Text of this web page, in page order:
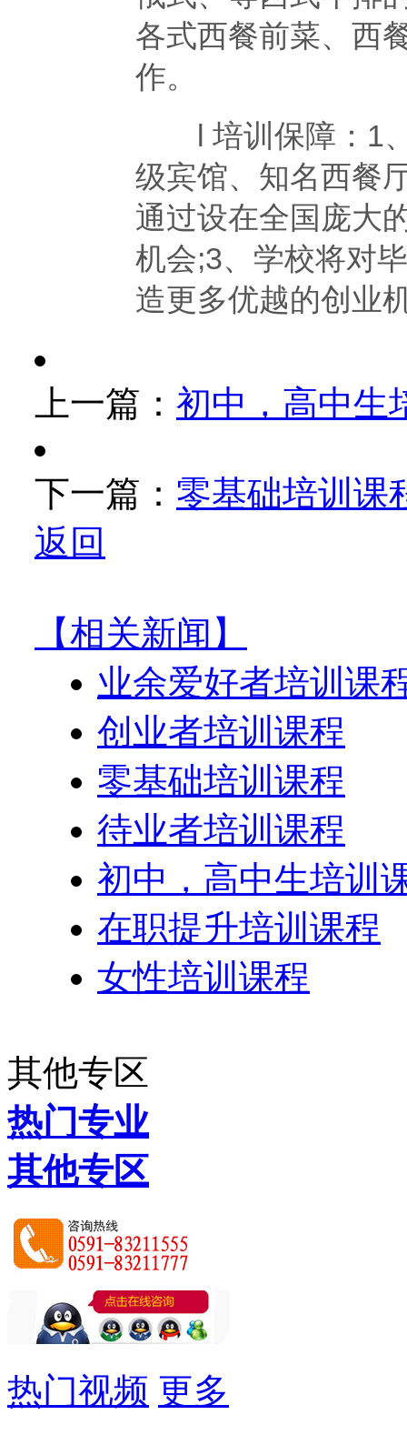
各式西餐前菜、西
作。
l 培训保障：1、
级宾馆、知名西餐
通过设在全国庞大
机会;3、学校将对
造更多优越的创业
上一篇： 初中，高中生
下一篇： 零基础培训课
返回
【相关新闻】
业余爱好者培训课
创业者培训课程
零基础培训课程
待业者培训课程
初中，高中生培训
在职提升培训课程
女性培训课程
其他专区
热门专业
其他专区
热门视频 更多